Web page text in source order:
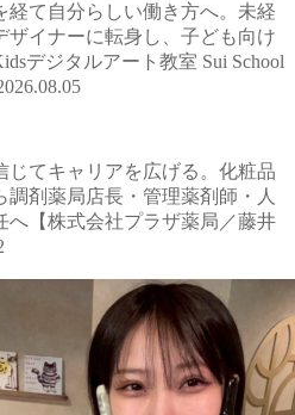
経て自分らしい働き方へ。未経
ザイナーに転身し、子ども向け
デジタルアート教室 Sui School
じてキャリアを広げる。化粧品
調剤薬局店長・管理薬剤師・人
へ【株式会社プラザ薬局／藤井